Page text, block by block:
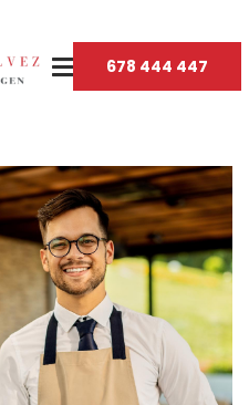
678 444 447